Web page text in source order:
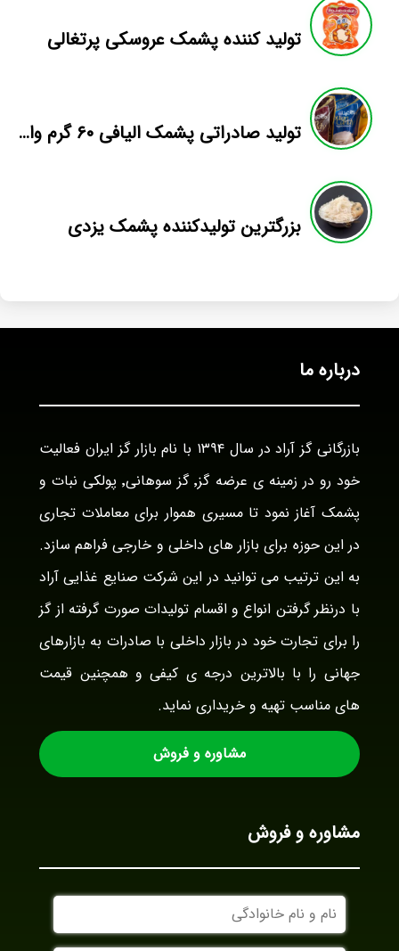
تولید کننده پشمک عروسکی پرتغالی
تولید صادراتی پشمک الیافی ۶۰ گرم وانیلی
بزرگترین تولیدکننده پشمک یزدی
درباره ما
بازرگانی گز آراد در سال ۱۳۹۴ با نام بازار گز ایران فعالیت
خود رو در زمینه ی عرضه گز٬ گز سوهانی٬ پولکی نبات و
پشمک آغاز نمود تا مسیری هموار برای معاملات تجاری
در این حوزه برای بازار های داخلی و خارجی فراهم سازد.
به این ترتیب می توانید در این شرکت صنایع غذایی آراد
با درنظر گرفتن انواع و اقسام تولیدات صورت گرفته از گز
را برای تجارت خود در بازار داخلی با صادرات به بازارهای
جهانی را با بالاترین درجه ی کیفی و همچنین قیمت
های مناسب تهیه و خریداری نماید.
مشاوره و فروش
مشاوره و فروش
نام
و
نام